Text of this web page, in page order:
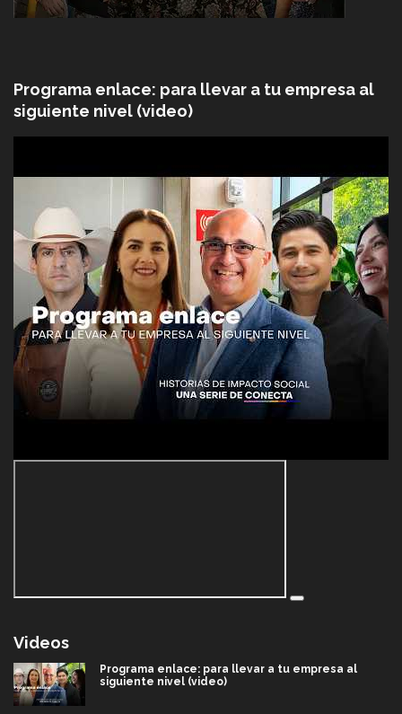
Programa enlace: para llevar a tu empresa al
siguiente nivel (video)
Videos
Programa enlace: para llevar a tu empresa al
siguiente nivel (video)